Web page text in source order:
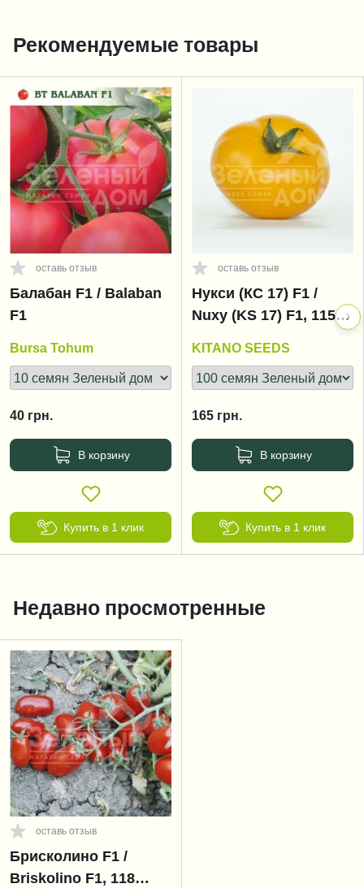
Рекомендуемые товары
оставь отзыв
Балабан F1 / Balaban
F1
Bursa Tohum
40 грн.
В корзину
Купить в 1 клик
оставь отзыв
Нукси (КС 17) F1 /
Nuxy (KS 17) F1, 115-
KITANO SEEDS
165 грн.
В корзину
Купить в 1 клик
Недавно просмотренные
оставь отзыв
Брисколино F1 /
Briskolino F1, 118